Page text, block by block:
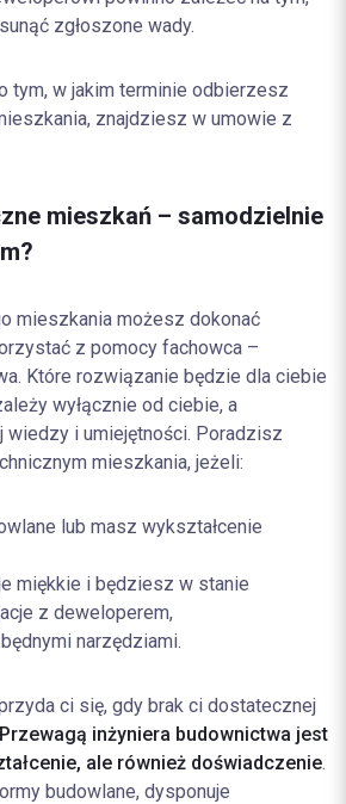
zgłoszone wady.
tym, w jakim terminie odbierzesz
znajdziesz w umowie z
mieszkań – samodzielnie
mieszkania możesz dokonać
z pomocy fachowca –
Które rozwiązanie będzie dla ciebie
wyłącznie od ciebie, a
wiedzy i umiejętności. Poradzisz
mieszkania, jeżeli:
lub masz wykształcenie
miękkie i będziesz w stanie
z deweloperem,
narzędziami.
ci się, gdy brak ci dostatecznej
Przewagą inżyniera budownictwa jest
ale również doświadczenie.
budowlane, dysponuje